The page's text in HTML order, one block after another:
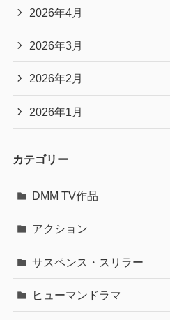
2026年4月
2026年3月
2026年2月
2026年1月
カテゴリー
DMM TV作品
アクション
サスペンス・スリラー
ヒューマンドラマ